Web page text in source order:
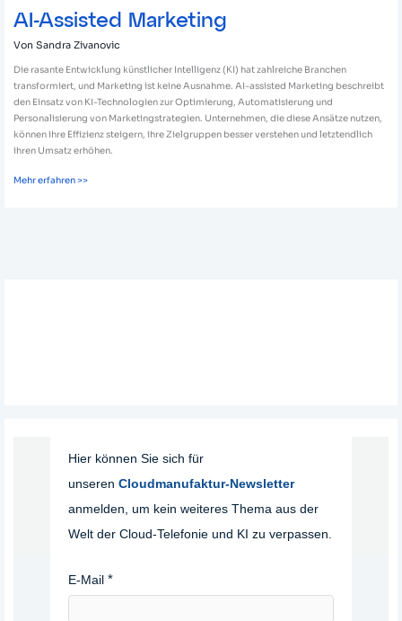
AI-Assisted Marketing
VonSandra Zivanovic
Die rasante Entwicklung künstlicher Intelligenz (KI) hat zahlreiche Branchen
transformiert, und Marketing ist keine Ausnahme. AI-assisted Marketing beschreibt
den Einsatz von KI-Technologien zur Optimierung, Automatisierung und
Personalisierung von Marketingstrategien. Unternehmen, die diese Ansätze nutzen,
können ihre Effizienz steigern, ihre Zielgruppen besser verstehen und letztendlich
ihren Umsatz erhöhen.
Mehr erfahren >>
Hier können Sie sich für
unseren Cloudmanufaktur-Newsletter
anmelden, um kein weiteres Thema aus der
Welt der Cloud-Telefonie und KI zu verpassen.
E-Mail